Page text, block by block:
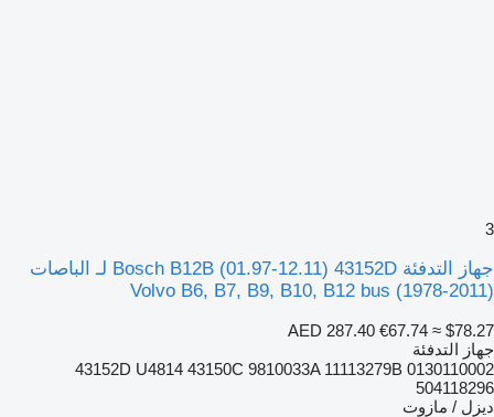
3
جهاز التدفئة Bosch B12B (01.97-12.11) 43152D لـ الباصات
Volvo B6, B7, B9, B10, B12 bus (1978-2011)
AED 287.40 €67.74 ≈ $78.27
جهاز التدفئة
43152D U4814 43150C 9810033A 11113279B 0130110002
504118296
ديزل / مازوت